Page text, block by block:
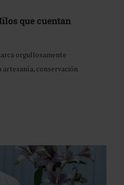
que cuentan
orgullosamente
artesanía, conservación